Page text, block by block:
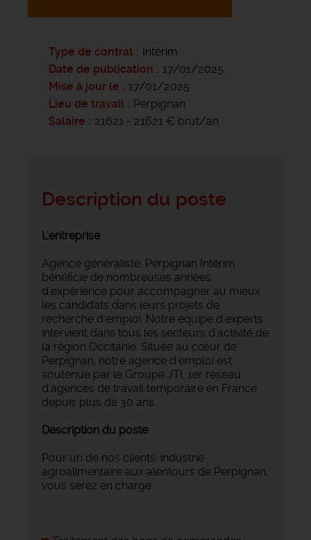
Type de contrat
Intérim
Date de publication
17/01/2025
Mise à jour le
17/01/2025
Lieu de travail
Perpignan
Salaire
21621 - 21621 € brut/an
Description du poste
L'entreprise
Agence généraliste, Perpignan Intérim
bénéficie de nombreuses années
d'expérience pour accompagner au mieux
les candidats dans leurs projets de
recherche d'emploi. Notre équipe d'experts
intervient dans tous les secteurs d'activité de
la région Occitanie. Située au cœur de
Perpignan, notre agence d'emploi est
soutenue par le Groupe JTI, 1er réseau
d'agences de travail temporaire en France
depuis plus de 30 ans.
Description du poste
Pour un de nos clients, industrie
agroalimentaire aux alentours de Perpignan,
vous serez en charge :